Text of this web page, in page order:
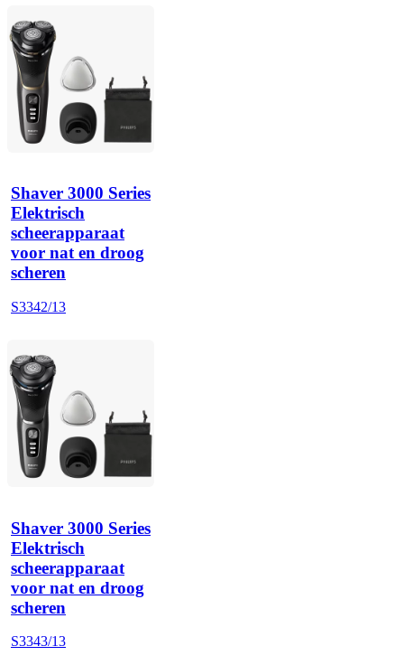
Shaver 3000 Series
Elektrisch
scheerapparaat
voor nat en droog
scheren
S3342/13
Shaver 3000 Series
Elektrisch
scheerapparaat
voor nat en droog
scheren
S3343/13